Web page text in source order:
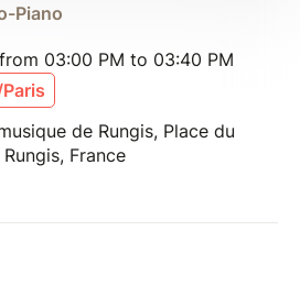
Piano
03:00 PM to 03:40 PM
de Rungis, Place du
France